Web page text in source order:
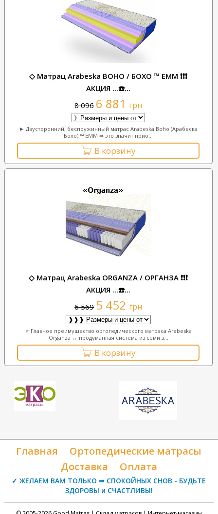
◇ Матрац Arabeska BOHO / БОХО ™ ЕММ ❗❗❗
АКЦИЯ ...☎️...
8 096 6 881 грн
► Двусторонний, беспружинный матрас Arabeska Boho (Арабеска
Бохо) ™ ЕММ ⇒ это значит прио...
В корзину
◇ Матрац Arabeska ORGANZA / ОРГАНЗА ❗❗❗
АКЦИЯ ...☎️...
6 569 5 452 грн
⭐ Главное преимущество ортопедического матраса Arabeska
Organza ↔ продуманная система из семи з...
В корзину
Главная
Ортопедические матрасы
Доставка
Оплата
✓ ЖЕЛАЕМ ВАМ ТОЛЬКО ⇒ СПОКОЙНЫХ СНОВ - БУДЬТЕ
ЗДОРОВЫ и СЧАСТЛИВЫ!